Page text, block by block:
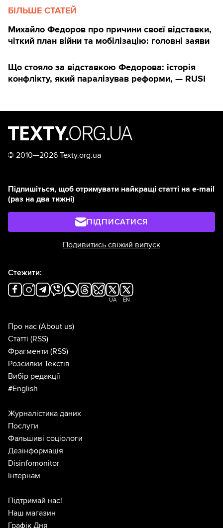
БІЛЬШЕ СТАТЕЙ
Михайло Федоров про причини своєї відставки,
чіткий план війни та мобілізацію: головні заяви
Що стояло за відставкою Федорова: історія
конфлікту, який паралізував реформи, — RUSI
© 2010—2026 Texty.org.ua
Підпишіться, щоб отримувати найкращі статті на e-mail
(раз на два тижні)
ПІДПИСАТИСЯ
Подивитись свіжий випуск
Стежити:
UA EN
Про нас (About us)
Статті (RSS)
Фрагменти (RSS)
Розсилки Текстів
Вибір редакції
#English
Журналістика даних
Послуги
Фальшиві соціологи
Дезінформація
Disinfomonitor
Інтернам
Підтримай нас!
Наш магазин
Графік Дня